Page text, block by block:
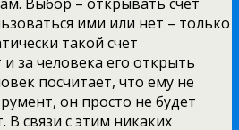
ими или нет – только
такой счет
за человека его открыть
посчитает, что ему не
он просто не будет
В связи с этим никаких